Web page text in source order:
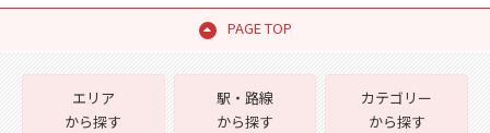
PAGE TOP
エリア
から探す
駅・路線
から探す
カテゴリー
から探す